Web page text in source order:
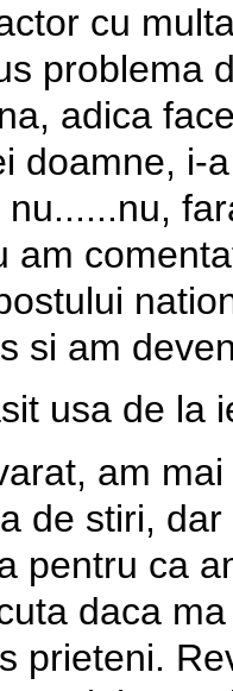
cu
problema
adica
doamne, i-
am
si am
usa de la
am
de stiri,
pentru ca
daca
prieteni.